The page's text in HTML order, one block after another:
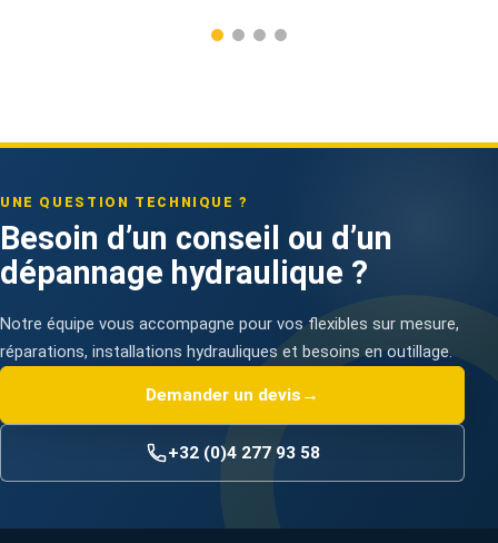
UNE QUESTION TECHNIQUE ?
Besoin d’un conseil ou d’un
dépannage hydraulique ?
Notre équipe vous accompagne pour vos flexibles sur mesure,
réparations, installations hydrauliques et besoins en outillage.
Demander un devis →
+32 (0)4 277 93 58